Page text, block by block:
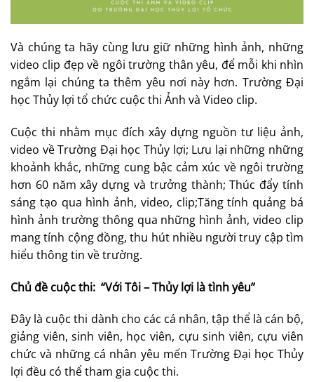
Và chúng ta hãy cùng lưu giữ những hình ảnh, những
video clip đẹp về ngôi trường thân yêu, để mỗi khi nhìn
ngắm lại chúng ta thêm yêu nơi này hơn. Trường Đại
học Thủy lợi tổ chức cuộc thi Ảnh và Video clip.
Cuộc thi nhằm mục đích xây dựng nguồn tư liệu ảnh,
video về Trường Đại học Thủy lợi; Lưu lại những những
khoảnh khắc, những cung bậc cảm xúc về ngôi trường
hơn 60 năm xây dựng và trưởng thành; Thúc đẩy tính
sáng tạo qua hình ảnh, video, clip;Tăng tính quảng bá
hình ảnh trường thông qua những hình ảnh, video clip
mang tính cộng đồng, thu hút nhiều người truy cập tìm
hiểu thông tin về trường.
Chủ đề cuộc thi: “Với Tôi – Thủy lợi là tình yêu”
Đây là cuộc thi dành cho các cá nhân, tập thể là cán bộ,
giảng viên, sinh viên, học viên, cựu sinh viên, cựu viên
chức và những cá nhân yêu mến Trường Đại học Thủy
lợi đều có thể tham gia cuộc thi.